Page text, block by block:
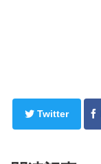
Twitter